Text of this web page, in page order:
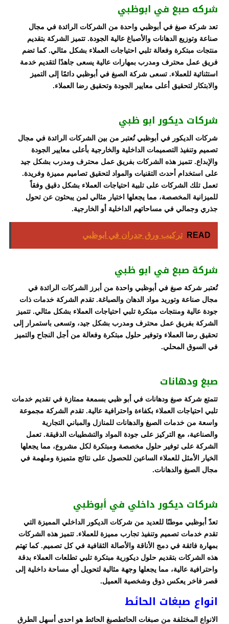
شركه صبغ في ابوظبي
تعد شركة صبغ في أبوظبي واحدة من الشركات الرائدة في مجال
صناعة وتوزيع الدهانات والأصباغ عالية الجودة. تتميز الشركة بتقديم
منتجات مبتكرة وفعالة تلبي احتياجات العملاء بشكل مثالي. كما تضم
فريق عمل محترف ومدرب بمهارات عالية يسعى جاهدًا لتقديم خدمة
استثنائية للعملاء. تسعى شركة الصبغ في أبوظبي دائمًا إلى التميز
والابتكار لتحقيق أعلى معايير الجودة وتحقيق رضا العملاء.
شركات ديكور ابو ظبي
شركات الديكور في أبوظبي تُعتبر من بين الشركات الرائدة في مجال
تصميم وتنفيذ التصميمات الداخلية والخارجية بأعلى معايير الجودة
والإبداع. تتميز هذه الشركات بفريق عمل محترف ومدرب بشكل جيد
على استخدام أحدث التقنيات والمواد لتحقيق تصاميم مميزة وفريدة.
تعمل تلك الشركات على تلبية احتياجات العملاء بشكل دقيق وفقاً
للميزانية المخصصة، مما يجعلها اختيار مثالي لمن يبحثون عن تحول
جذري وجمالي في مساحاتهم الداخلية أو الخارجية.
READ تركيب ورق جدران في ابوظبي
شركة صبغ في ابو ظبي
تُعتبر شركة صبغ في أبوظبي واحدة من أبرز الشركات الرائدة في
مجال صناعة وتوريد مواد الدهان والصباغة. تقدم الشركة خدمات ذات
جودة عالية ومنتجات مبتكرة تلبي احتياجات العملاء بشكل مثالي. تتميز
الشركة بفريق عمل محترف ومدرب بشكل جيد، وتسعى باستمرار إلى
تحقيق رضا العملاء وتوفير حلول مبتكرة وفعالة من أجل النجاح والتميز
في السوق المحلي.
صبغ ودهانات
تتمتع شركة صبغ ودهانات في أبو ظبي بسمعة ممتازة في تقديم خدمات
تلبي احتياجات العملاء بكفاءة واحترافية عالية. تقدم الشركة مجموعة
واسعة من خدمات الصبغ والدهانات للمنازل والمباني التجارية
والصناعية، مع التركيز على جودة المواد والتشطيبات الدقيقة. تعمل
الشركة على توفير حلول مخصصة ومبتكرة لكل مشروع، مما يجعلها
الخيار الأمثل للعملاء الساعين للحصول على نتائج متميزة وملهمة في
مجال الصبغ والدهانات.
شركات ديكور داخلي في أبوظبي
تعدّ أبوظبي موطنًا للعديد من شركات الديكور الداخلي المميزة التي
تقدم خدمات تصميم وتنفيذ تجارب مميزة للعملاء. تتميز هذه الشركات
بمهارة فائقة في دمج الأناقة والأصالة الثقافية في كل تصميم. كما تهتم
هذه الشركات بتقديم حلول ديكورية مبتكرة تلبي تطلعات العملاء بدقة
واحترافية عالية، مما يجعلها وجهة مثالية لتحويل أي مساحة داخلية إلى
قصر فاخر يعكس ذوق وشخصية العميل.
انواع صبغات الحائط
الانواع المختلفة من صبغات الحائطصبغ الحائط هو احدى أسهل الطرق